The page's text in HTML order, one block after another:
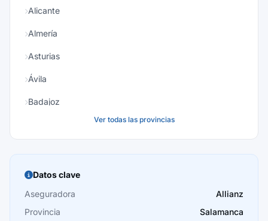
Alicante
Almería
Asturias
Ávila
Badajoz
Burgos
Cáceres
Cádiz
Ver todas las provincias
Datos clave
Aseguradora
Allianz
Provincia
Salamanca